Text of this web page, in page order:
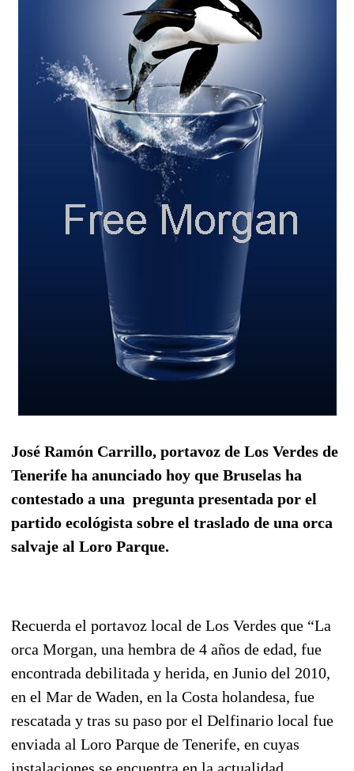
José Ramón Carrillo, portavoz de Los Verdes de
Tenerife ha anunciado hoy que Bruselas ha
contestado a una pregunta presentada por el
partido ecológista sobre el traslado de una orca
salvaje al Loro Parque.
Recuerda el portavoz local de Los Verdes que “La
orca Morgan, una hembra de 4 años de edad, fue
encontrada debilitada y herida, en Junio del 2010,
en el Mar de Waden, en la Costa holandesa, fue
rescatada y tras su paso por el Delfinario local fue
enviada al Loro Parque de Tenerife, en cuyas